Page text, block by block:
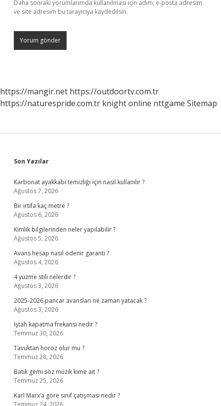
Daha sonraki yorumlarımda kullanılması için adım, e-posta adresim
ve site adresim bu tarayıcıya kaydedilsin.
https://mangir.net https://outdoortv.com.tr
https://naturespride.com.tr knight online nttgame Sitemap
Sidebar
Son Yazılar
Karbonat ayakkabı temizliği için nasıl kullanılır ?
Ağustos 7, 2026
Bir irtifa kaç metre ?
Ağustos 6, 2026
Kimlik bilgilerinden neler yapılabilir ?
Ağustos 5, 2026
Avans hesap nasıl ödenir garanti ?
Ağustos 4, 2026
4 yüzme stili nelerdir ?
Ağustos 3, 2026
2025-2026 pancar avansları ne zaman yatacak ?
Ağustos 3, 2026
İştah kapatma frekansı nedir ?
Temmuz 30, 2026
Tavuktan horoz olur mu ?
Temmuz 28, 2026
Batık gemi söz müzik kime ait ?
Temmuz 25, 2026
Karl Marx’a göre sınıf çatışması nedir ?
Temmuz 24, 2026